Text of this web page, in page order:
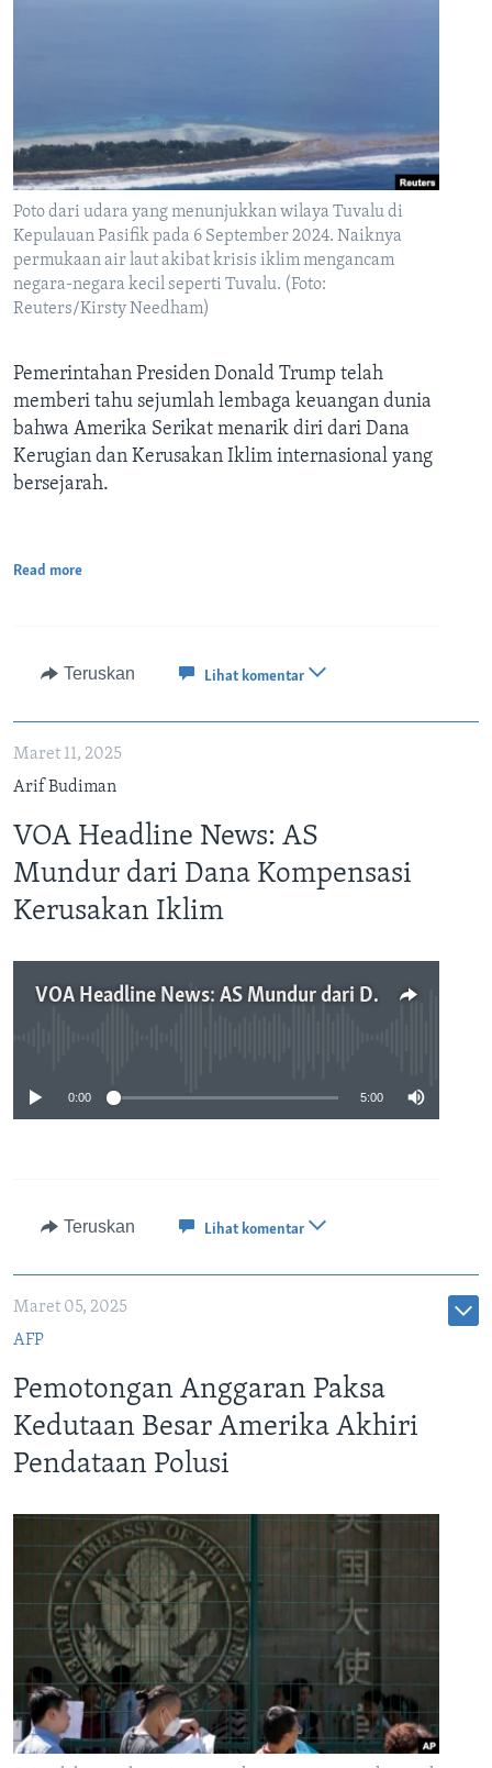
Poto dari udara yang menunjukkan wilaya Tuvalu di
Kepulauan Pasifik pada 6 September 2024. Naiknya
permukaan air laut akibat krisis iklim mengancam
negara-negara kecil seperti Tuvalu. (Foto:
Reuters/Kirsty Needham)
Pemerintahan Presiden Donald Trump telah
memberi tahu sejumlah lembaga keuangan dunia
bahwa Amerika Serikat menarik diri dari Dana
Kerugian dan Kerusakan Iklim internasional yang
bersejarah.
Read more
Teruskan Lihat komentar
Maret 11, 2025
Arif Budiman
VOA Headline News: AS
Mundur dari Dana Kompensasi
Kerusakan Iklim
VOA Headline News: AS Mundur dari Dana Kompensasi Kerusakan Iklim
0:00 5:00
Teruskan Lihat komentar
Maret 05, 2025
AFP
Pemotongan Anggaran Paksa
Kedutaan Besar Amerika Akhiri
Pendataan Polusi